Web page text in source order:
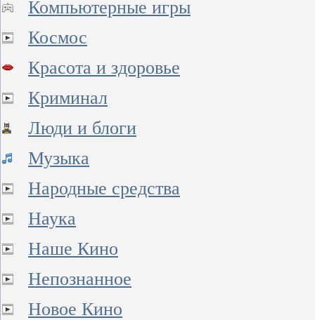
Компьютерные игры
Космос
Красота и здоровье
Криминал
Люди и блоги
Музыка
Народные средства
Наука
Наше Кино
Непознанное
Новое Кино